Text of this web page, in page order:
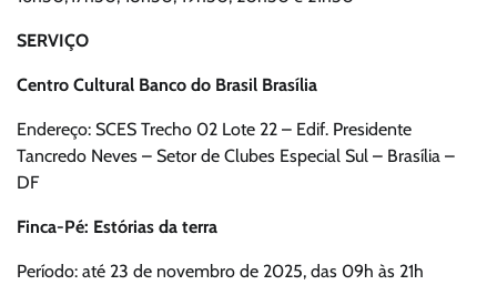
SERVIÇO
Centro Cultural Banco do Brasil Brasília
Endereço: SCES Trecho 02 Lote 22 – Edif. Presidente
Tancredo Neves – Setor de Clubes Especial Sul – Brasília –
DF
Finca-Pé: Estórias da terra
Período: até 23 de novembro de 2025, das 09h às 21h